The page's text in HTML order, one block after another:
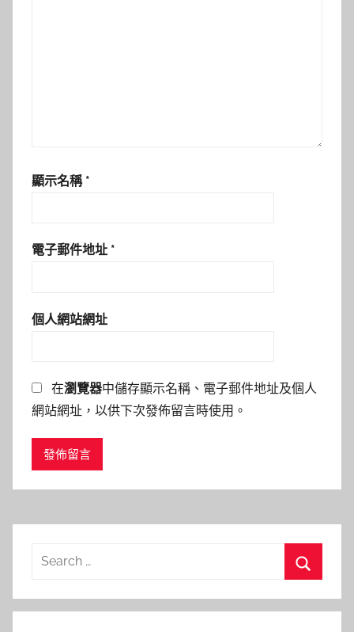
顯示名稱 *
電子郵件地址 *
個人網站網址
在瀏覽器中儲存顯示名稱、電子郵件地址及個人
網站網址，以供下次發佈留言時使用。
Search